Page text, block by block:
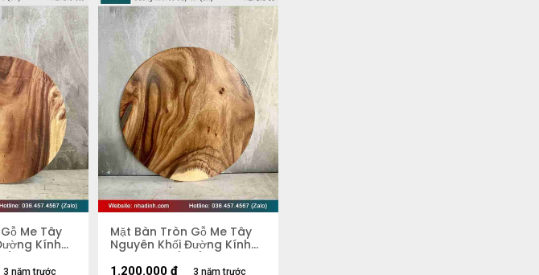
Me Tây
Kính
3 năm trước
Mặt Bàn Tròn Gỗ Me Tây
Nguyên Khối Đường Kính
60 Dày 4.5 (cm)
3 năm trước
1.200.000 ₫